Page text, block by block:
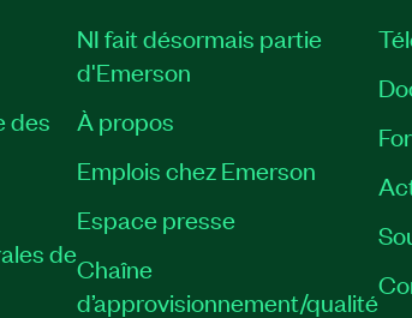
des
de
NI fait désormais partie
d'Emerson
À propos
Emplois chez Emerson
Espace presse
Chaîne
d’approvisionnement/qualité